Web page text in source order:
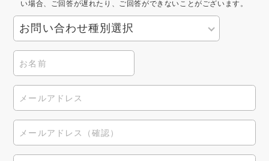
い場合、ご回答が遅れたり、ご回答ができないことがございます。